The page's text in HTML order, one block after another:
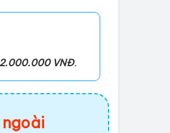
VNĐ.